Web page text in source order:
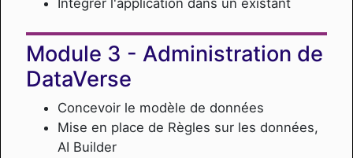
Administration de
DataVerse
Concevoir le modèle de données
Mise en place de Règles sur les données,
AI Builder